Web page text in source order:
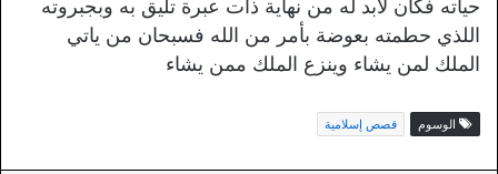
حياته فكان لابد له من نهاية ذات عبرة تليق به وبجبروته
اللذي حطمته بعوضة بأمر من الله فسبحان من ياتي
الملك لمن يشاء وينزع الملك ممن يشاء
الوسوم قصص إسلامية